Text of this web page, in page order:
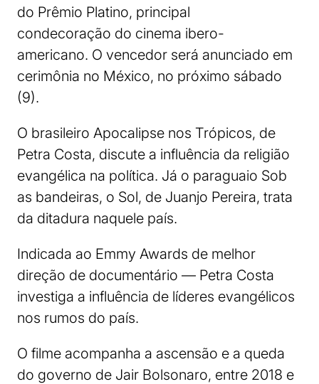
do Prêmio Platino, principal
condecoração do cinema ibero-
americano. O vencedor será anunciado em
cerimônia no México, no próximo sábado
(9).
O brasileiro Apocalipse nos Trópicos, de
Petra Costa, discute a influência da religião
evangélica na política. Já o paraguaio Sob
as bandeiras, o Sol, de Juanjo Pereira, trata
da ditadura naquele país.
Indicada ao Emmy Awards de melhor
direção de documentário — Petra Costa
investiga a influência de líderes evangélicos
nos rumos do país.
O filme acompanha a ascensão e a queda
do governo de Jair Bolsonaro, entre 2018 e